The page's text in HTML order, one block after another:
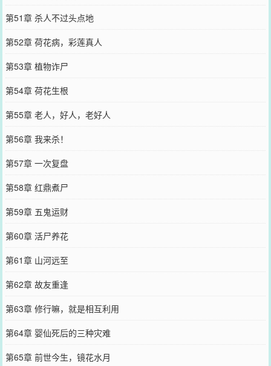
第51章 杀人不过头点地
第52章 荷花病，彩莲真人
第53章 植物诈尸
第54章 荷花生根
第55章 老人，好人，老好人
第56章 我来杀！
第57章 一次复盘
第58章 红鼎煮尸
第59章 五鬼运财
第60章 活尸养花
第61章 山河远至
第62章 故友重逢
第63章 修行嘛，就是相互利用
第64章 婴仙死后的三种灾难
第65章 前世今生，镜花水月